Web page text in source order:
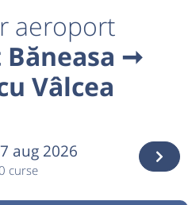
aeroport
➞
Vâlcea
7 aug 2026
curse